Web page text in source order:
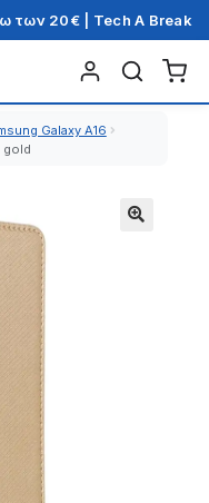
των 20€ | Tech A Break
Galaxy A16
gold